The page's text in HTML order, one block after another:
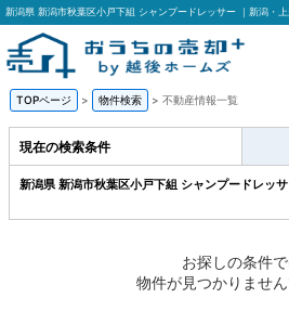
TOPページ > 物件検索 > 不動産情報一覧
現在の検索条件
新潟県 新潟市秋葉区小戸下組 シャンプードレッ
お探しの条件
物件が見つかりません